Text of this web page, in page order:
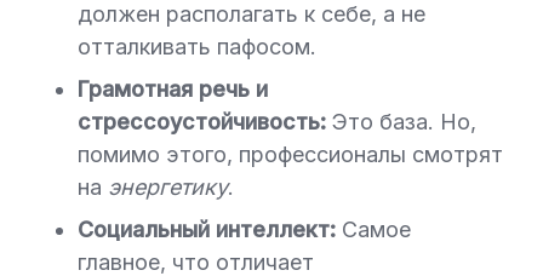
должен располагать к себе, а не
отталкивать пафосом.
Грамотная речь и
стрессоустойчивость: Это база. Но,
помимо этого, профессионалы смотрят
на энергетику.
Социальный интеллект: Самое
главное, что отличает